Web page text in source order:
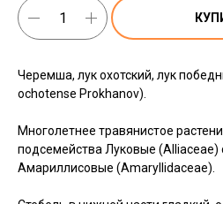
Черемша, лук охотский, лук
ochotense Prokhanov).
Многолетнее травянистое
подсемейства Луковые (Alliaceae)
Амариллисовые (Amaryllidaceae).